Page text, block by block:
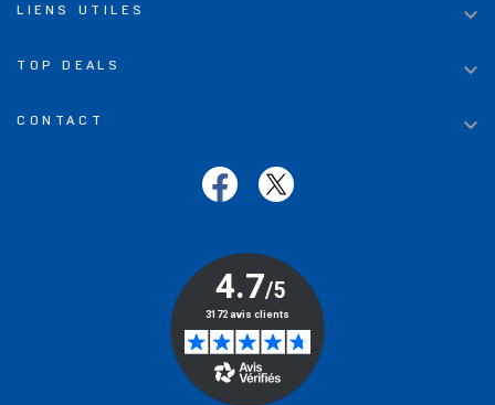
LIENS UTILES 
TOP DEALS 
CONTACT 